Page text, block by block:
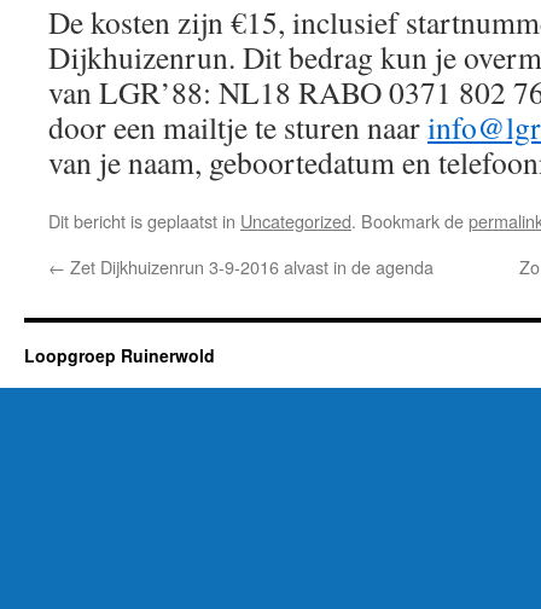
De kosten zijn €15, inclusief
Dijkhuizenrun. Dit bedrag kun je
van LGR’88: NL18 RABO 0371 802
door een mailtje te sturen naar
van je naam, geboortedatum en
Dit bericht is geplaatst in Uncategorized. Bookmark de
← Zet Dijkhuizenrun 3-9-2016 alvast in de agenda
Loopgroep Ruinerwold